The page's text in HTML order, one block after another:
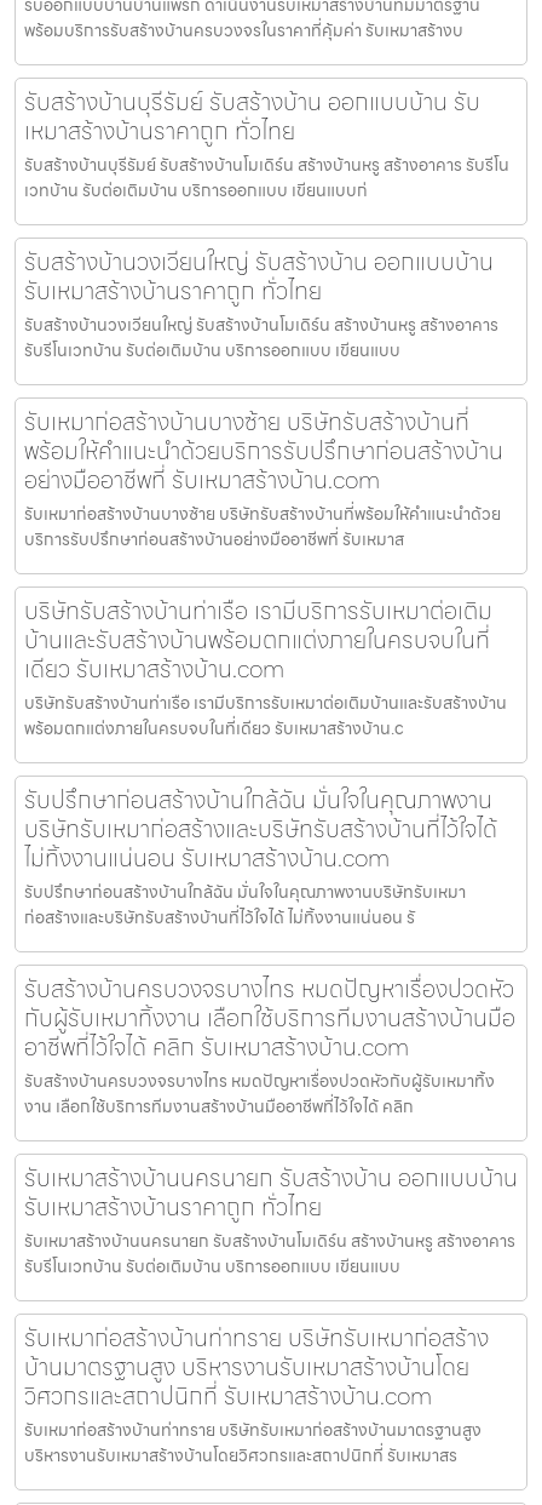
พร้อมบริการรับสร้างบ้านครบวงจรในราคาที่คุ้มค่า รับเหมาสร้างบ
รับสร้างบ้านบุรีรัมย์ รับสร้างบ้าน ออกแบบบ้าน รับ
เหมาสร้างบ้านราคาถูก ทั่วไทย
รับสร้างบ้านบุรีรัมย์ รับสร้างบ้านโมเดิร์น สร้างบ้านหรู สร้างอาคาร รับรีโน
เวทบ้าน รับต่อเติมบ้าน บริการออกแบบ เขียนแบบก่
รับสร้างบ้านวงเวียนใหญ่ รับสร้างบ้าน ออกแบบบ้าน
รับเหมาสร้างบ้านราคาถูก ทั่วไทย
รับสร้างบ้านวงเวียนใหญ่ รับสร้างบ้านโมเดิร์น สร้างบ้านหรู สร้างอาคาร
รับรีโนเวทบ้าน รับต่อเติมบ้าน บริการออกแบบ เขียนแบบ
รับเหมาก่อสร้างบ้านบางซ้าย บริษัทรับสร้างบ้านที่
พร้อมให้คำแนะนำด้วยบริการรับปรึกษาก่อนสร้างบ้าน
อย่างมืออาชีพที่ รับเหมาสร้างบ้าน.com
รับเหมาก่อสร้างบ้านบางซ้าย บริษัทรับสร้างบ้านที่พร้อมให้คำแนะนำด้วย
บริการรับปรึกษาก่อนสร้างบ้านอย่างมืออาชีพที่ รับเหมาส
บริษัทรับสร้างบ้านท่าเรือ เรามีบริการรับเหมาต่อเติม
บ้านและรับสร้างบ้านพร้อมตกแต่งภายในครบจบในที่
เดียว รับเหมาสร้างบ้าน.com
บริษัทรับสร้างบ้านท่าเรือ เรามีบริการรับเหมาต่อเติมบ้านและรับสร้างบ้าน
พร้อมตกแต่งภายในครบจบในที่เดียว รับเหมาสร้างบ้าน.c
รับปรึกษาก่อนสร้างบ้านใกล้ฉัน มั่นใจในคุณภาพงาน
บริษัทรับเหมาก่อสร้างและบริษัทรับสร้างบ้านที่ไว้ใจได้
ไม่ทิ้งงานแน่นอน รับเหมาสร้างบ้าน.com
รับปรึกษาก่อนสร้างบ้านใกล้ฉัน มั่นใจในคุณภาพงานบริษัทรับเหมา
ก่อสร้างและบริษัทรับสร้างบ้านที่ไว้ใจได้ ไม่ทิ้งงานแน่นอน รั
รับสร้างบ้านครบวงจรบางไทร หมดปัญหาเรื่องปวดหัว
กับผู้รับเหมาทิ้งงาน เลือกใช้บริการทีมงานสร้างบ้านมือ
อาชีพที่ไว้ใจได้ คลิก รับเหมาสร้างบ้าน.com
รับสร้างบ้านครบวงจรบางไทร หมดปัญหาเรื่องปวดหัวกับผู้รับเหมาทิ้ง
งาน เลือกใช้บริการทีมงานสร้างบ้านมืออาชีพที่ไว้ใจได้ คลิก
รับเหมาสร้างบ้านนครนายก รับสร้างบ้าน ออกแบบบ้าน
รับเหมาสร้างบ้านราคาถูก ทั่วไทย
รับเหมาสร้างบ้านนครนายก รับสร้างบ้านโมเดิร์น สร้างบ้านหรู สร้างอาคาร
รับรีโนเวทบ้าน รับต่อเติมบ้าน บริการออกแบบ เขียนแบบ
รับเหมาก่อสร้างบ้านท่าทราย บริษัทรับเหมาก่อสร้าง
บ้านมาตรฐานสูง บริหารงานรับเหมาสร้างบ้านโดย
วิศวกรและสถาปนิกที่ รับเหมาสร้างบ้าน.com
รับเหมาก่อสร้างบ้านท่าทราย บริษัทรับเหมาก่อสร้างบ้านมาตรฐานสูง
บริหารงานรับเหมาสร้างบ้านโดยวิศวกรและสถาปนิกที่ รับเหมาสร